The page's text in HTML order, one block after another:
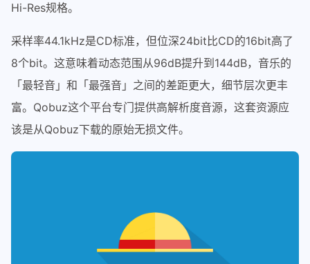
Hi-Res规格。
采样率44.1kHz是CD标准，但位深24bit比CD的16bit高了
8个bit。这意味着动态范围从96dB提升到144dB，音乐的
「最轻音」和「最强音」之间的差距更大，细节层次更丰
富。Qobuz这个平台专门提供高解析度音源，这套资源应
该是从Qobuz下载的原始无损文件。